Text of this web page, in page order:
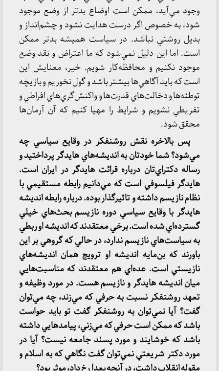
وجود مي‌آيد، ممكن است اوضاع بدتر از وضع موجود
شود، به خصوص اگر درست هدايت نشود و چشم‌انداز و
بديل روشني نباشد. در سياست هميشه بدتر ممكن
است. اما اين دليل نمي‌شود كه ما اعتراض و نقد وضع
موجود نكنيم و محافظه‌كار شويم. خير، معنايش اين
است كه بايد آگاهي‌ها بيشتر باشد و گول نخوريم و بازيچه
توطئه‌ها و دخالت‌هاي قدرت‌ها و واكنش‌گري‌هاي افراطي و
تفريطي نشويم و شرايط را مهيا كنيم كه آن آرمان‌ها
محقق شود.
پس بالاخره نقش روشنفكر در وقايع سياسي چه
مي‌شود؟ شما خودتان به انديشه‌هاي هايدگر پرداختيد و
رساله دكتراي‌تان درباره قرائت هايدگر در ايران است.
هايدگر فيلسوفي است كه مي‌دانيم رابطه مستقيمي با
نظام نازيسم داشته و تاثيرگذار بوده. درباره رابطه انديشه
هايدگر با وقايع سياسي دوره نازيسم بحث‌هاي خيلي
گسترده‌اي شده است. برخي معتقدند كه انديشه او ربطي
به سياست‌هاي نازيسم ندارد، در حالي كه گروهي بر اين
باورند كه بن‌مايه انديشه او ترويج همان انديشه‌هاي
نازيستي است. عده‌اي هم معتقدند كه مناسبت‌هايي
ميان انديشه هايدگر و نازيسم هست. در مورد وظيفه و
تعهد روشنفكر نسبت به حرفي كه مي‌زند، چه مي‌توان
گفت؟ آيا نمي‌توان به روشنفكر گفت تو بايد حواست
باشد كه ممكن است حرفي كه مي‌زني، پيامدهايي داشته
باشد كه خوشايند و مورد پسند جامعه نيست؟ آيا در
مورد دكتر شريعتي نمي‌توان گفت نگاهي كه به اسلام و